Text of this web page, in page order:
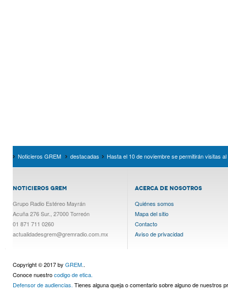
Noticieros GREM destacadas Hasta el 10 de noviembre se permitirán visitas
NOTICIEROS GREM
Grupo Radio Estéreo Mayrán
Acuña 276 Sur., 27000 Torreón
01 871 711 0260
actualidadesgrem@gremradio.com.mx
ACERCA DE NOSOTROS
Quiénes somos
Mapa del sitio
Contacto
Aviso de privacidad
Copyright © 2017 by GREM..
Conoce nuestrocodigo de etica.
Defensor de audiencias. Tienes alguna queja o comentario sobre alguno de nuestros